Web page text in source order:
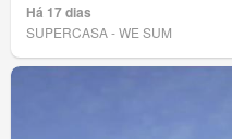
Há 17 dias
SUPERCASA - WE SUM